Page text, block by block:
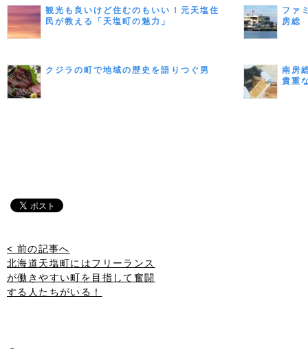
観光も良いけど住むのもいい！元天塩住
民が教える「天塩町の魅力」
ファ
房総
クジラの町で地域の歴史を語りつぐ男
南房
貴重
< 前の記事へ
北海道天塩町にはフリーランス
が働きやすい町を目指して奮闘
する人たちがいる！